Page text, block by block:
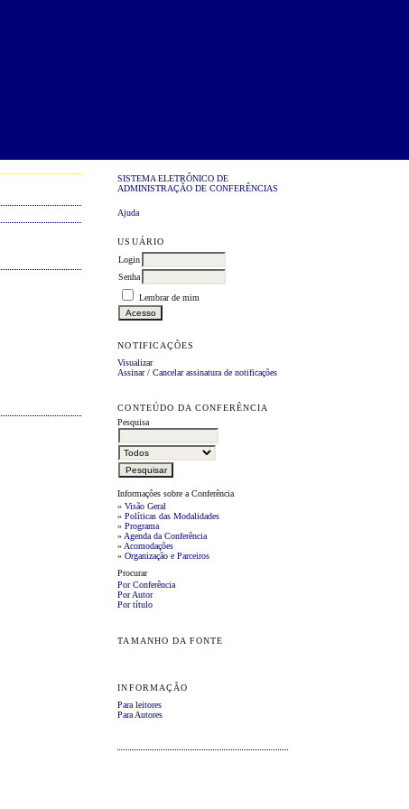
SISTEMA ELETRÔNICO DE
ADMINISTRAÇÃO DE CONFERÊNCIAS
Ajuda
USUÁRIO
Login
Senha
Lembrar de mim
NOTIFICAÇÕES
Visualizar
Assinar/Cancelar assinatura de notificações
CONTEÚDO DA CONFERÊNCIA
Pesquisa
Informações sobre a Conferência
»Visão Geral
»Políticas das Modalidades
»Programa
» Agenda da Conferência
» Acomodações
»Organização e Parceiros
Procurar
Por Conferência
Por Autor
Por título
TAMANHO DA FONTE
INFORMAÇÃO
Para leitores
Para Autores